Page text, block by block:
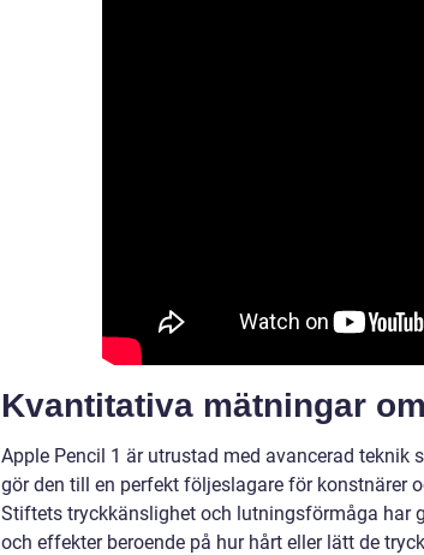
Kvantitativa mätningar
Apple Pencil 1 är utrustad med avancerad
gör den till en perfekt följeslagare för konstnärer
Stiftets tryckkänslighet och lutningsförmåga har
och effekter beroende på hur hårt eller lätt de